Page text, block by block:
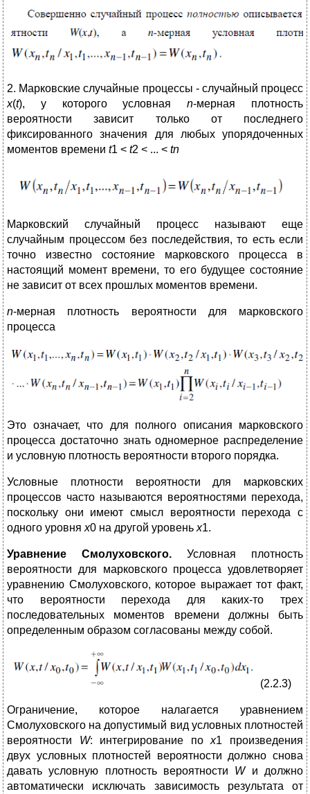
2. Марковские случайные процессы - случайный процесс
х(t), у которого условнаяn-мерная плотность
вероятности зависит только от последнего
фиксированного значения для любых упорядоченных
моментов времени t1 < t2 < ... < tn
Марковский случайный процесс называют еще
случайным процессом без последействия, то есть если
точно известно состояние марковского процесса в
настоящий момент времени, то его будущее состояние
не зависит от всех прошлых моментов времени.
n-мерная плотность вероятности для марковского
процесса
Это означает, что для полного описания марковского
процесса достаточно знать одномерное распределение
и условную плотность вероятности второго порядка.
Условные плотности вероятности для марковских
процессов часто называются вероятностями перехода,
поскольку они имеют смысл вероятности перехода с
одного уровня х0 на другой уровень х1.
Уравнение Смолуховского. Условная плотность
вероятности для марковского процесса удовлетворяет
уравнению Смолуховского, которое выражает тот факт,
что вероятности перехода для каких-то трех
последовательных моментов времени должны быть
определенным образом согласованы между собой.
(2.2.3)
Ограничение, которое налагается уравнением
Смолуховского на допустимый вид условных плотностей
вероятности W: интегрирование пох1 произведения
двух условных плотностей вероятности должно снова
давать условную плотность вероятности W и должно
автоматически исключать зависимость результата от